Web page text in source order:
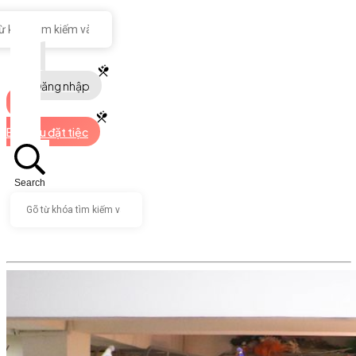
Đăng nhập
Bắt đầu đặt tiệc
Search